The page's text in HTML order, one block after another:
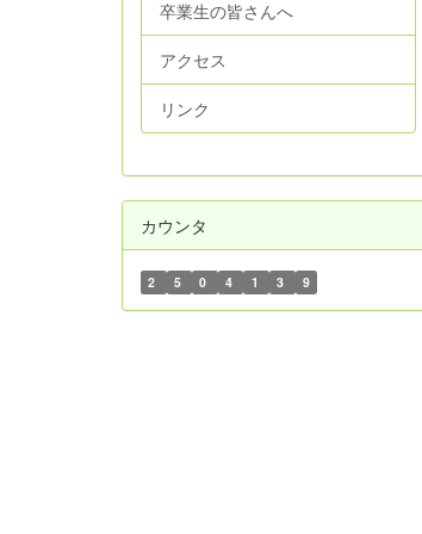
卒業生の皆さんへ
アクセス
リンク
カウンタ
2 5 0 4 1 3 9